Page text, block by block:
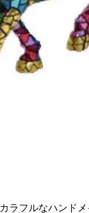
ラフルなハンド